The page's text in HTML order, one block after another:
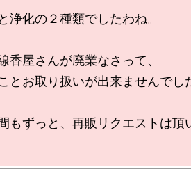
浄化の２種類でしたわね。
香屋さんが廃業なさって、
とお取り扱いが出来ませんでし
もずっと、再販リクエストは頂